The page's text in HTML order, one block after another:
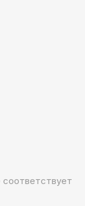
соответствует